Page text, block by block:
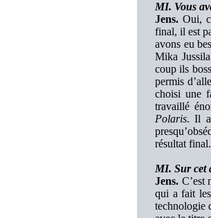
MI. Vous
Jens. Oui,
final, il est
avons eu
Mika
coup ils
permis
choisi une
travaillé
Polaris. Il a
résultat
MI. Sur cet
Jens. C’est
qui a fait
technologie